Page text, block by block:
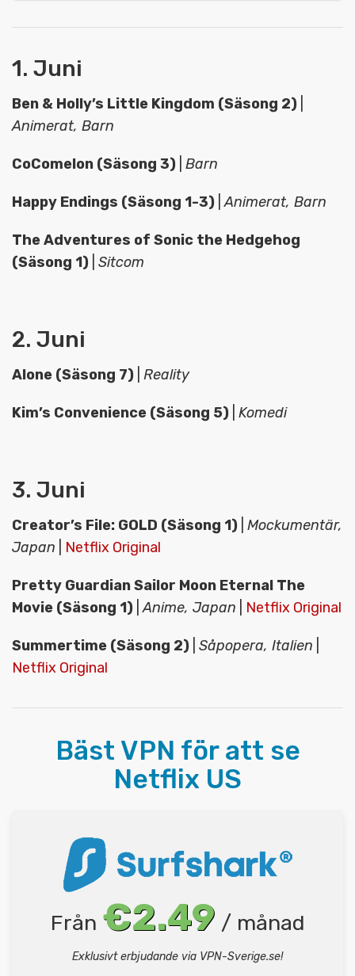
1. Juni
Ben & Holly’s Little Kingdom (Säsong 2)
Animerat, Barn
CoComelon (Säsong 3) Barn
Happy Endings (Säsong 1-3) |Animerat, Barn
The Adventures of Sonic the Hedgehog
(Säsong 1) Sitcom
2. Juni
Alone (Säsong 7) Reality
Kim’s Convenience (Säsong 5) Komedi
3. Juni
Creator’s File: GOLD (Säsong 1) Mockumentär,
Japan
Netflix Original
Pretty Guardian Sailor Moon Eternal The
Movie (Säsong 1) |Anime, Japan Netflix Original
Summertime (Säsong 2) Såpopera, Italien
Netflix Original
Bäst VPN för att se
Netflix US
Från €2.49 / månad
Exklusivt erbjudande via VPN-Sverige.se!